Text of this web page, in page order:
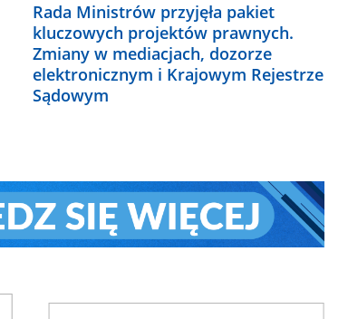
Rada Ministrów przyjęła pakiet
kluczowych projektów prawnych.
Zmiany w mediacjach, dozorze
elektronicznym i Krajowym Rejestrze
Sądowym